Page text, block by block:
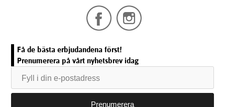
Få de bästa erbjudandena först!
Prenumerera på vårt nyhetsbrev idag